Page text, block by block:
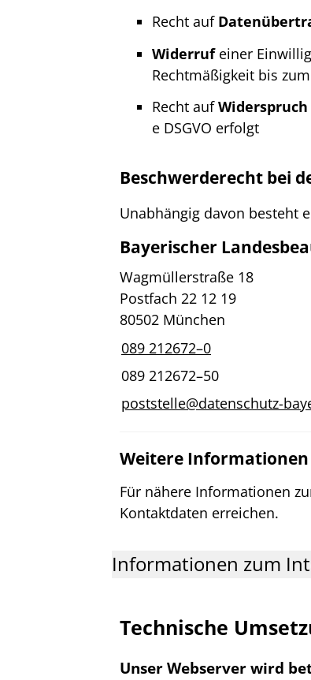
Recht auf
Widerrufeiner
Rechtmäßigkeit bis
Recht aufWiderspruch
e DSGVO erfolgt
Beschwerderecht bei
Unabhängig davon besteht
Bayerischer
Wagmüllerstraße 18
Postfach 22 12 19
80502 München
089 212672–0
089 212672–50
poststelle@datenschutz-
Weitere Informationen
Für nähere Informationen
Kontaktdaten erreichen.
Informationen zum
Technische
Unser Webserver wird